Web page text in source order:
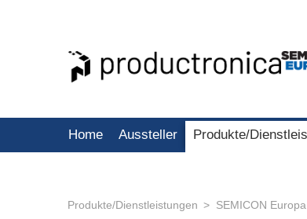
Home Aussteller Produkte/
Produkte/Dienstleistungen SEMICON Europa